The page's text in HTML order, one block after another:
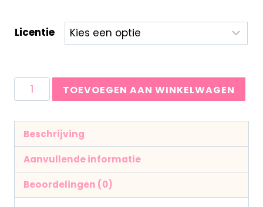
Licentie
TOEVOEGEN AAN WINKELWAGEN
Beschrijving
Aanvullende informatie
Beoordelingen (0)